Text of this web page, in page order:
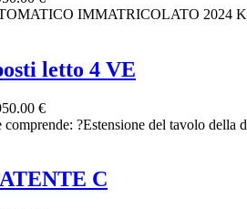
IMMATRICOLATO 2024
letto 4 VE
€
?Estensione del tavolo della
C